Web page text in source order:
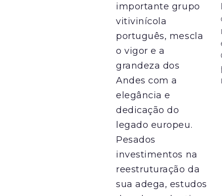
importante grupo
vitivinícola
português, mescla
o vigor e a
grandeza dos
Andes com a
elegância e
dedicação do
legado europeu.
Pesados
investimentos na
reestruturação da
sua adega, estudos